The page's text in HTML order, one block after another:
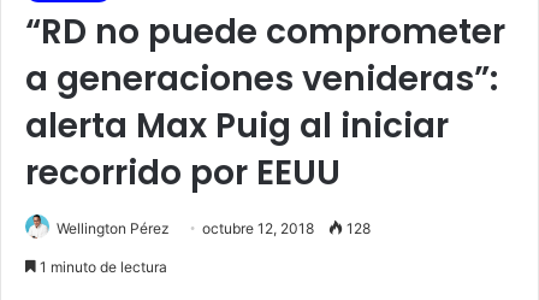
“RD no puede comprometer
a generaciones venideras”:
alerta Max Puig al iniciar
recorrido por EEUU
Wellington Pérez octubre 12, 2018 128
1 minuto de lectura